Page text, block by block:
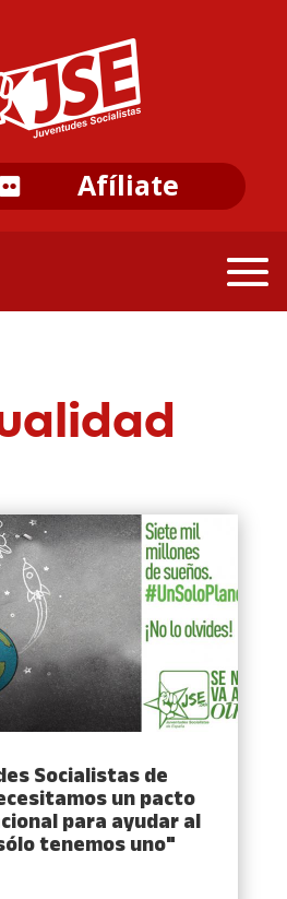
Afíliate
Socialistas de
un pacto
para ayudar al
tenemos uno"